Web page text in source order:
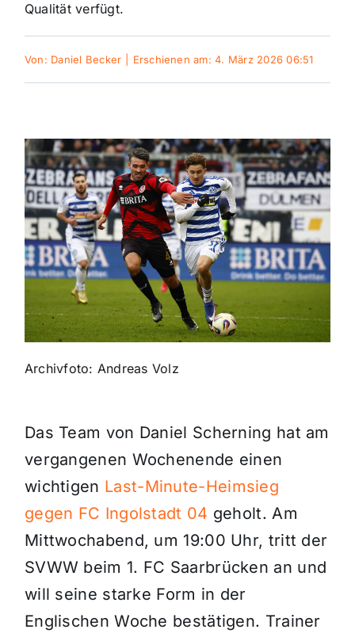
Mein Stadtteil
Galerie
Verkehrsmeldungen
Polizeimeldungen
Themen und Termine
Gewinnspiele
Qualität verfügt.
Von: Daniel Becker Erschienen am: 4. März 2026 06:51
Archivfoto: Andreas Volz
Das Team von Daniel Scherning hat am
vergangenen Wochenende einen
wichtigen Last-Minute-Heimsieg
gegen FC Ingolstadt 04 geholt. Am
Mittwochabend, um 19:00 Uhr, tritt der
SVWW beim 1. FC Saarbrücken an und
will seine starke Form in der
Englischen Woche bestätigen. Trainer